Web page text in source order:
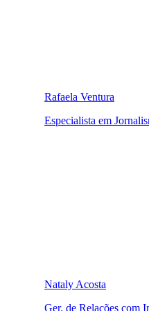
Rafaela Ventura
Especialista em
Nataly Acosta
Ger. de Relações com